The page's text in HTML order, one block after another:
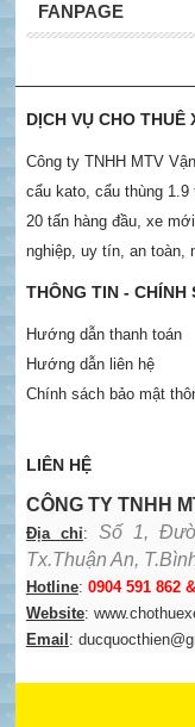
FANPAGE
DỊCH VỤ CHO THUÊ
Công ty TNHH MTV
cẩu kato, cẩu thùng 1.9
20 tấn hàng đầu, xe
nghiệp, uy tín, an toàn,
THÔNG TIN - CHÍNH
Hướng dẫn thanh toán
Hướng dẫn liên hệ
Chính sách bảo mật
LIÊN HỆ
CÔNG TY TNHH
Địa chỉ: Số 1,
Tx.Thuận An,
Hotline: 0904 591 862
Website:
Email :